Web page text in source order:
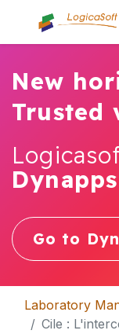
New
Trusted
Dynapps
Go to
Laboratory
Cile :